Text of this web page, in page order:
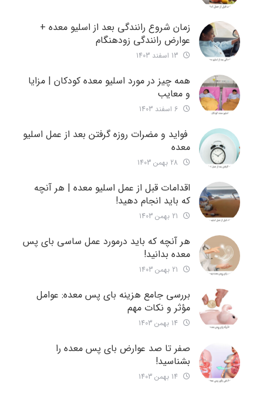
زمان شروع رانندگی بعد از اسلیو معده +
عوارض رانندگی زودهنگام
همه چیز در مورد اسلیو معده کودکان | مزایا
و معایب
فواید و مضرات روزه گرفتن بعد از عمل اسلیو
معده
اقدامات قبل از عمل اسلیو معده | هر آنچه
که باید انجام دهید!
هر آنچه که باید درمورد عمل ساسی بای پس
معده بدانید!
بررسی جامع هزینه‌ بای پس معده: عوامل
مؤثر و نکات مهم
صفر تا صد عوارض بای پس معده را
بشناسید!